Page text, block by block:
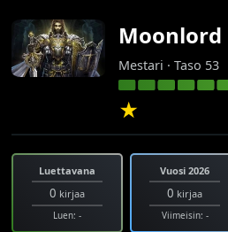
Moonlord
Mestari · Taso 53
★
Luettavana
0 kirjaa
Luen: -
Vuosi 2026
0 kirjaa
Viimeisin: -